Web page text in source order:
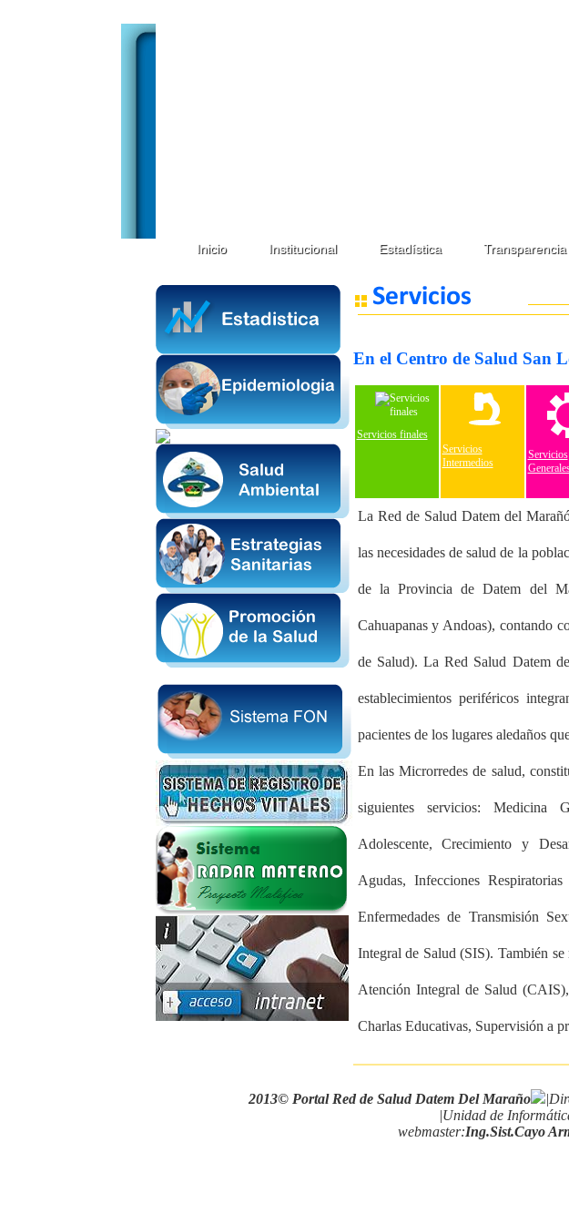
Inicio Institucional Estadística Transparencia
En el Centro de Salud San
Servicios finales
Servicios
Intermedios
Servicios
La Red de Salud Datem del
las necesidades de salud de la
de la Provincia de Datem del
Cahuapanas y Andoas), contando
de Salud). La Red Salud Datem
establecimientos periféricos
pacientes de los lugares aledaños
En las Microrredes de salud,
siguientes servicios: Medicina
Adolescente, Crecimiento y
Agudas, Infecciones
Enfermedades de Transmisión
Integral de Salud (SIS). También
Atención Integral de Salud
Charlas Educativas, Supervisión a
2013© Portal Red de Salud Datem Del Maraño
|Unidad de
webmaster:Ing.Sist.Cayo